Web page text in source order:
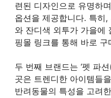
련된 디자인으로 유명하
옵션을 제공합니다. 특히
와 잔디색 외투가 가을에
핑몰 링크를 통해 바로
두 번째 브랜드는 ‘펫 파
곳은 트렌디한 아이템들
반려동물의 특성을 고려